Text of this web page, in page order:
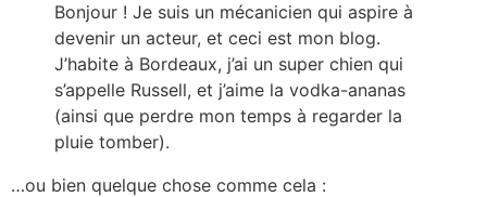
Bonjour ! Je suis un mécanicien qui aspire à
devenir un acteur, et ceci est mon blog.
J’habite à Bordeaux, j’ai un super chien qui
s’appelle Russell, et j’aime la vodka-ananas
(ainsi que perdre mon temps à regarder la
pluie tomber).
…ou bien quelque chose comme cela :